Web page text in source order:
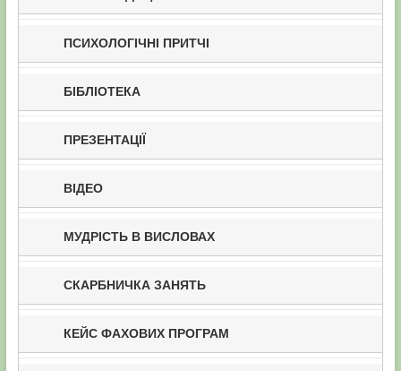
ПСИХОЛОГІЧНІ ПРИТЧІ
БІБЛІОТЕКА
ПРЕЗЕНТАЦІЇ
ВІДЕО
МУДРІСТЬ В ВИСЛОВАХ
СКАРБНИЧКА ЗАНЯТЬ
КЕЙС ФАХОВИХ ПРОГРАМ